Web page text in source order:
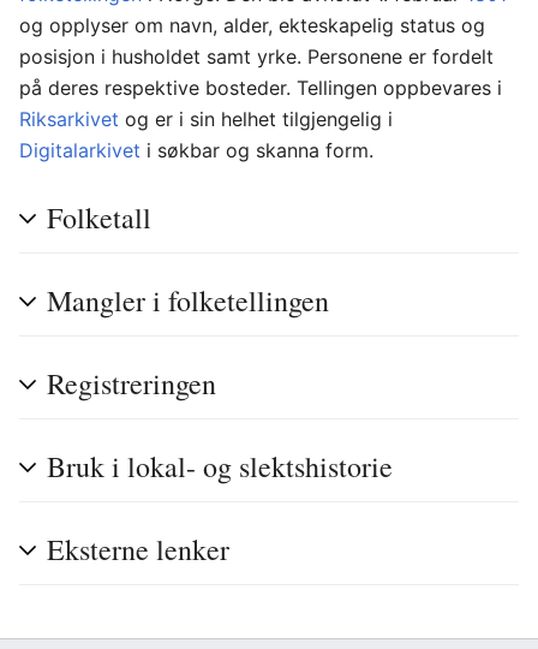
og opplyser om navn, alder, ekteskapelig status og
posisjon i husholdet samt yrke. Personene er fordelt
på deres respektive bosteder. Tellingen oppbevares i
Riksarkivet og er i sin helhet tilgjengelig i
Digitalarkivet i søkbar og skanna form.
Folketall
Mangler i folketellingen
Registreringen
Bruk i lokal- og slektshistorie
Eksterne lenker